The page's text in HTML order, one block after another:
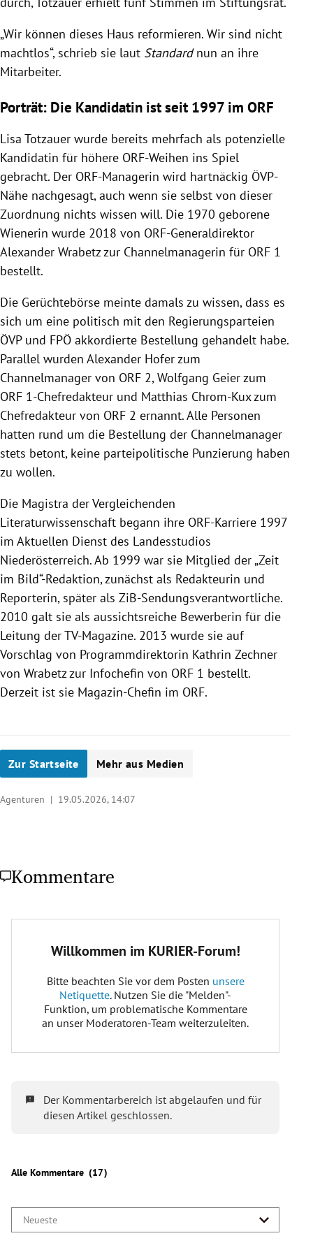
„Wir können dieses Haus reformieren. Wir sind nicht
machtlos“, schrieb sie laut Standardnun an ihre
Mitarbeiter.
Porträt: Die Kandidatin ist seit 1997 im ORF
Lisa Totzauer wurde bereits mehrfach als potenzielle
Kandidatin für höhere ORF-Weihen ins Spiel
gebracht. Der ORF-Managerin wird hartnäckig ÖVP-
Nähe nachgesagt, auch wenn sie selbst von dieser
Zuordnung nichts wissen will. Die 1970 geborene
Wienerin wurde 2018 von ORF-Generaldirektor
Alexander Wrabetz zur Channelmanagerin für ORF 1
bestellt.
Die Gerüchtebörse meinte damals zu wissen, dass es
sich um eine politisch mit den Regierungsparteien
ÖVP und FPÖ akkordierte Bestellung gehandelt habe.
Parallel wurden Alexander Hofer zum
Channelmanager von ORF 2, Wolfgang Geier zum
ORF 1-Chefredakteur und Matthias Chrom-Kux zum
Chefredakteur von ORF 2 ernannt. Alle Personen
hatten rund um die Bestellung der Channelmanager
stets betont, keine parteipolitische Punzierung haben
zu wollen.
Die Magistra der Vergleichenden
Literaturwissenschaft begann ihre ORF-Karriere 1997
im Aktuellen Dienst des Landesstudios
Niederösterreich. Ab 1999 war sie Mitglied der „Zeit
im Bild“-Redaktion, zunächst als Redakteurin und
Reporterin, später als ZiB-Sendungsverantwortliche.
2010 galt sie als aussichtsreiche Bewerberin für die
Leitung der TV-Magazine. 2013 wurde sie auf
Vorschlag von Programmdirektorin Kathrin Zechner
von Wrabetz zur Infochefin von ORF 1 bestellt.
Derzeit ist sie Magazin-Chefin im ORF.
Zur Startseite Mehr aus Medien
Agenturen | 19.05.2026, 14:07
Kommentare